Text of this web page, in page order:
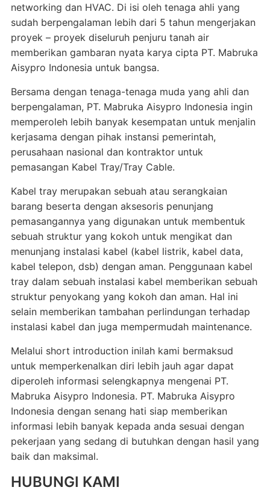
networking dan HVAC. Di isi oleh tenaga ahli yang
sudah berpengalaman lebih dari 5 tahun mengerjakan
proyek – proyek diseluruh penjuru tanah air
memberikan gambaran nyata karya cipta PT. Mabruka
Aisypro Indonesia untuk bangsa.
Bersama dengan tenaga-tenaga muda yang ahli dan
berpengalaman, PT. Mabruka Aisypro Indonesia ingin
memperoleh lebih banyak kesempatan untuk menjalin
kerjasama dengan pihak instansi pemerintah,
perusahaan nasional dan kontraktor untuk
pemasangan Kabel Tray/Tray Cable.
Kabel tray merupakan sebuah atau serangkaian
barang beserta dengan aksesoris penunjang
pemasangannya yang digunakan untuk membentuk
sebuah struktur yang kokoh untuk mengikat dan
menunjang instalasi kabel (kabel listrik, kabel data,
kabel telepon, dsb) dengan aman. Penggunaan kabel
tray dalam sebuah instalasi kabel memberikan sebuah
struktur penyokang yang kokoh dan aman. Hal ini
selain memberikan tambahan perlindungan terhadap
instalasi kabel dan juga mempermudah maintenance.
Melalui short introduction inilah kami bermaksud
untuk memperkenalkan diri lebih jauh agar dapat
diperoleh informasi selengkapnya mengenai PT.
Mabruka Aisypro Indonesia. PT. Mabruka Aisypro
Indonesia dengan senang hati siap memberikan
informasi lebih banyak kepada anda sesuai dengan
pekerjaan yang sedang di butuhkan dengan hasil yang
baik dan maksimal.
HUBUNGI KAMI